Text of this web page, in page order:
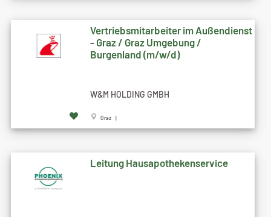
Vertriebsmitarbeiter im Außendienst
- Graz / Graz Umgebung /
Burgenland (m/w/d)
W&M HOLDING GMBH
Graz |
Leitung Hausapothekenservice